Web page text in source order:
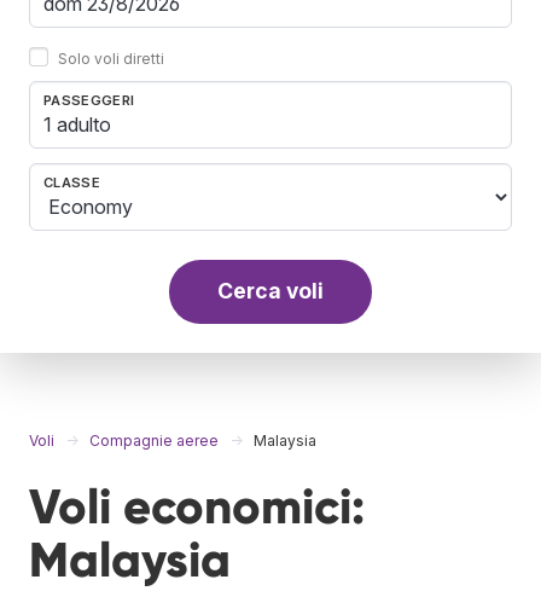
Solo voli diretti
PASSEGGERI
1 adulto
CLASSE
Cerca voli
Voli Compagnie aeree Malaysia
Voli economici:
Malaysia